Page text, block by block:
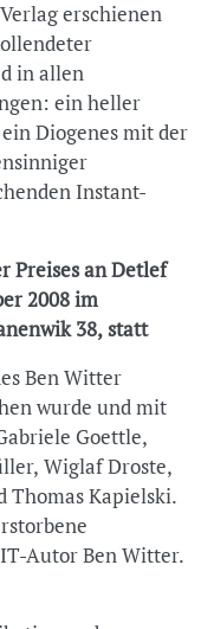
erschienen
in allen
ein heller
Diogenes mit der
Instant-
Preises an Detlef
2008 im
38, statt
Ben Witter
wurde und mit
Goettle,
Wiglaf Droste,
Kapielski.
Autor Ben Witter.